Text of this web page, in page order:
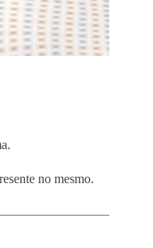
no mesmo.